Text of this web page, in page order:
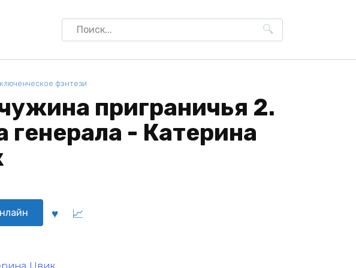
Search
for:
фэнтези
приграничья 2.
- Катерина
Цвик